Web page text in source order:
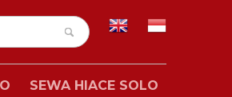
SEWA HIACE SOLO